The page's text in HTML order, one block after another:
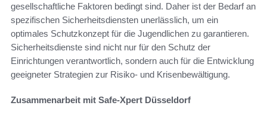
gesellschaftliche Faktoren bedingt sind. Daher ist der Bedarf an
spezifischen Sicherheitsdiensten unerlässlich, um ein
optimales Schutzkonzept für die Jugendlichen zu garantieren.
Sicherheitsdienste sind nicht nur für den Schutz der
Einrichtungen verantwortlich, sondern auch für die Entwicklung
geeigneter Strategien zur Risiko- und Krisenbewältigung.
Zusammenarbeit mit Safe-Xpert Düsseldorf